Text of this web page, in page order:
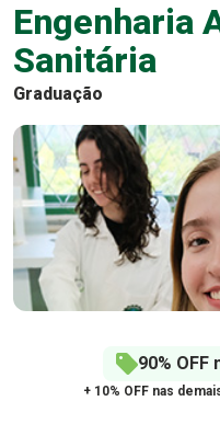
Engenharia
Sanitária
Graduação
90%
+ 10% OFF nas